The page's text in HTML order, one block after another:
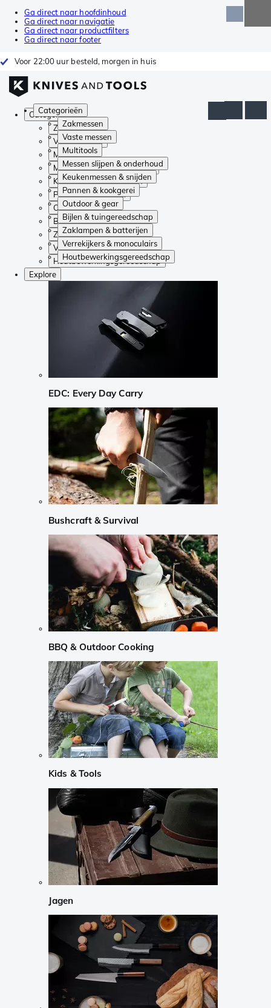
Ga direct naar hoofdinhoud
Ga direct naar navigatie
Ga direct naar productfilters
Ga direct naar footer
Voor 22:00 uur besteld, morgen in huis
Categorieën
Zakmessen
Vaste messen
Multitools
Messen slijpen & onderhoud
Keukenmessen & snijden
Pannen & kookgerei
Outdoor & gear
Bijlen & tuingereedschap
Zaklampen & batterijen
Verrekijkers & monoculairs
Houtbewerkingsgereedschap
Categorieën
Zakmessen
Vaste messen
Multitools
Messen slijpen & onderhoud
Keukenmessen & snijden
Pannen & kookgerei
Outdoor & gear
Bijlen & tuingereedschap
Zaklampen & batterijen
Verrekijkers & monoculairs
Houtbewerkingsgereedschap
Explore
EDC: Every Day Carry
Bushcraft & Survival
BBQ & Outdoor Cooking
Kids & Tools
Jagen